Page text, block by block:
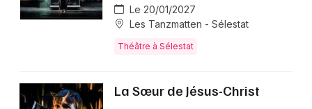
Le 20/01/2027
Les Tanzmatten - Sélestat
Théâtre à Sélestat
La Sœur de Jésus-Christ